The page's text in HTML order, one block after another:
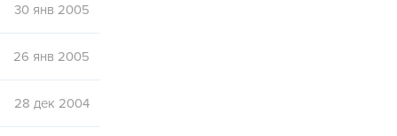
30 янв 2005
26 янв 2005
28 дек 2004